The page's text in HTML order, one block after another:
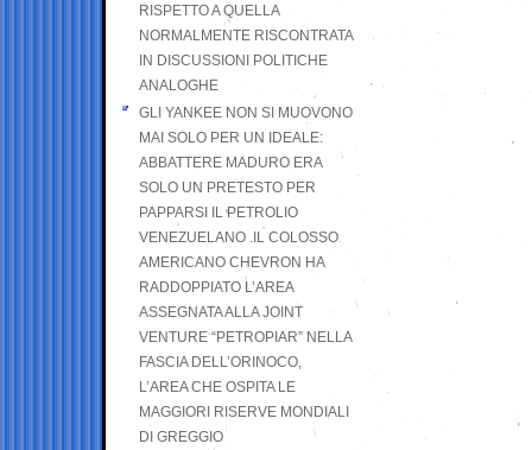
RISPETTO A QUELLA
NORMALMENTE RISCONTRATA
IN DISCUSSIONI POLITICHE
ANALOGHE
GLI YANKEE NON SI MUOVONO
MAI SOLO PER UN IDEALE:
ABBATTERE MADURO ERA
SOLO UN PRETESTO PER
PAPPARSI IL PETROLIO
VENEZUELANO .IL COLOSSO
AMERICANO CHEVRON HA
RADDOPPIATO L’AREA
ASSEGNATA ALLA JOINT
VENTURE “PETROPIAR” NELLA
FASCIA DELL’ORINOCO,
L’AREA CHE OSPITA LE
MAGGIORI RISERVE MONDIALI
DI GREGGIO